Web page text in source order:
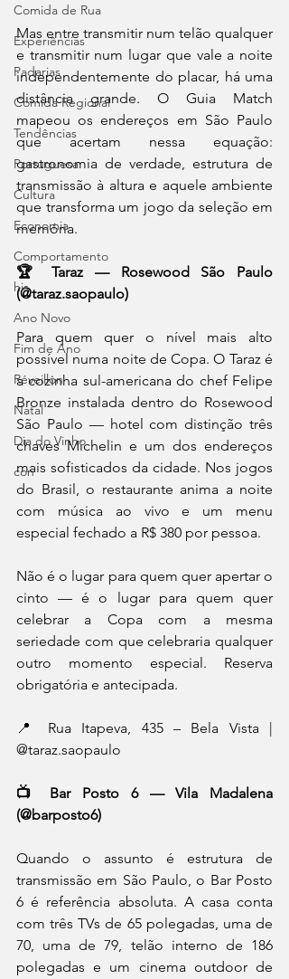
Comida de Rua
Experiências
Padarias
Comida Regional
Tendências
Portuguesa
Cultura
Economia
Comportamento
his
Ano Novo
Fim de Ano
Réveillon
Natal
Dia do Vinho
con
Mas entre transmitir num telão qualquer
e transmitir num lugar que vale a noite
independentemente do placar, há uma
distância grande. O Guia Match
mapeou os endereços em São Paulo
que acertam nessa equação:
gastronomia de verdade, estrutura de
transmissão à altura e aquele ambiente
que transforma um jogo da seleção em
memória.
🏆 Taraz — Rosewood São Paulo
(@taraz.saopaulo)
Para quem quer o nível mais alto
possível numa noite de Copa. O Taraz é
a cozinha sul-americana do chef Felipe
Bronze instalada dentro do Rosewood
São Paulo — hotel com distinção três
chaves Michelin e um dos endereços
mais sofisticados da cidade. Nos jogos
do Brasil, o restaurante anima a noite
com música ao vivo e um menu
especial fechado a R$ 380 por pessoa.
Não é o lugar para quem quer apertar o
cinto — é o lugar para quem quer
celebrar a Copa com a mesma
seriedade com que celebraria qualquer
outro momento especial. Reserva
obrigatória e antecipada.
📍 Rua Itapeva, 435 – Bela Vista |
@taraz.saopaulo
📺 Bar Posto 6 — Vila Madalena
(@barposto6)
Quando o assunto é estrutura de
transmissão em São Paulo, o Bar Posto
6 é referência absoluta. A casa conta
com três TVs de 65 polegadas, uma de
70, uma de 79, telão interno de 186
polegadas e um cinema outdoor de